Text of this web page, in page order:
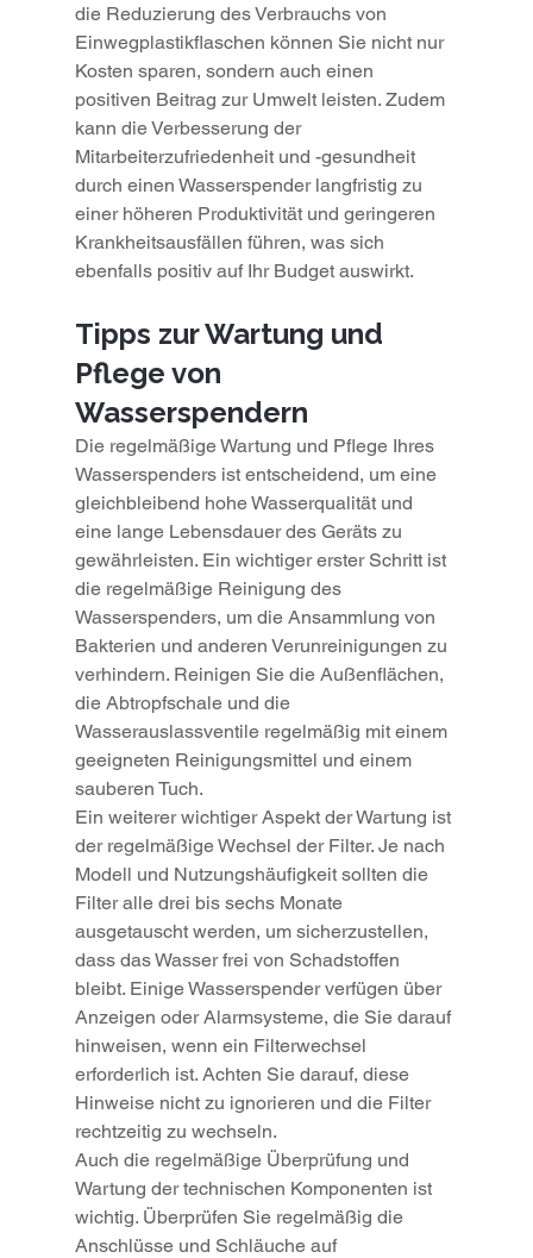
die Reduzierung des Verbrauchs von
Einwegplastikflaschen können Sie nicht nur
Kosten sparen, sondern auch einen
positiven Beitrag zur Umwelt leisten. Zudem
kann die Verbesserung der
Mitarbeiterzufriedenheit und -gesundheit
durch einen Wasserspender langfristig zu
einer höheren Produktivität und geringeren
Krankheitsausfällen führen, was sich
ebenfalls positiv auf Ihr Budget auswirkt.
Tipps zur Wartung und
Pflege von
Wasserspendern
Die regelmäßige Wartung und Pflege Ihres
Wasserspenders ist entscheidend, um eine
gleichbleibend hohe Wasserqualität und
eine lange Lebensdauer des Geräts zu
gewährleisten. Ein wichtiger erster Schritt ist
die regelmäßige Reinigung des
Wasserspenders, um die Ansammlung von
Bakterien und anderen Verunreinigungen zu
verhindern. Reinigen Sie die Außenflächen,
die Abtropfschale und die
Wasserauslassventile regelmäßig mit einem
geeigneten Reinigungsmittel und einem
sauberen Tuch.
Ein weiterer wichtiger Aspekt der Wartung ist
der regelmäßige Wechsel der Filter. Je nach
Modell und Nutzungshäufigkeit sollten die
Filter alle drei bis sechs Monate
ausgetauscht werden, um sicherzustellen,
dass das Wasser frei von Schadstoffen
bleibt. Einige Wasserspender verfügen über
Anzeigen oder Alarmsysteme, die Sie darauf
hinweisen, wenn ein Filterwechsel
erforderlich ist. Achten Sie darauf, diese
Hinweise nicht zu ignorieren und die Filter
rechtzeitig zu wechseln.
Auch die regelmäßige Überprüfung und
Wartung der technischen Komponenten ist
wichtig. Überprüfen Sie regelmäßig die
Anschlüsse und Schläuche auf